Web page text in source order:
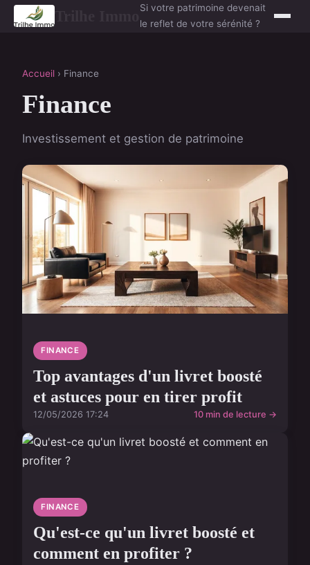
Si votre patrimoine devenait
le reflet de votre sérénité ?
Accueil › Finance
Finance
Investissement et gestion de patrimoine
FINANCE
Top avantages d'un livret boosté
et astuces pour en tirer profit
12/05/2026 17:24 10 min de lecture →
FINANCE
Qu'est-ce qu'un livret boosté et
comment en profiter ?